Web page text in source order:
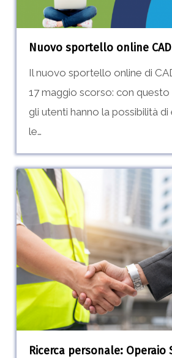
Nuovo sportello online
Il nuovo sportello online di
17 maggio scorso: con
gli utenti hanno la possibilità
le…
Ricerca
personale:
Operaio
Specialista
Edile
Idraulico
Ricerca personale: Operaio